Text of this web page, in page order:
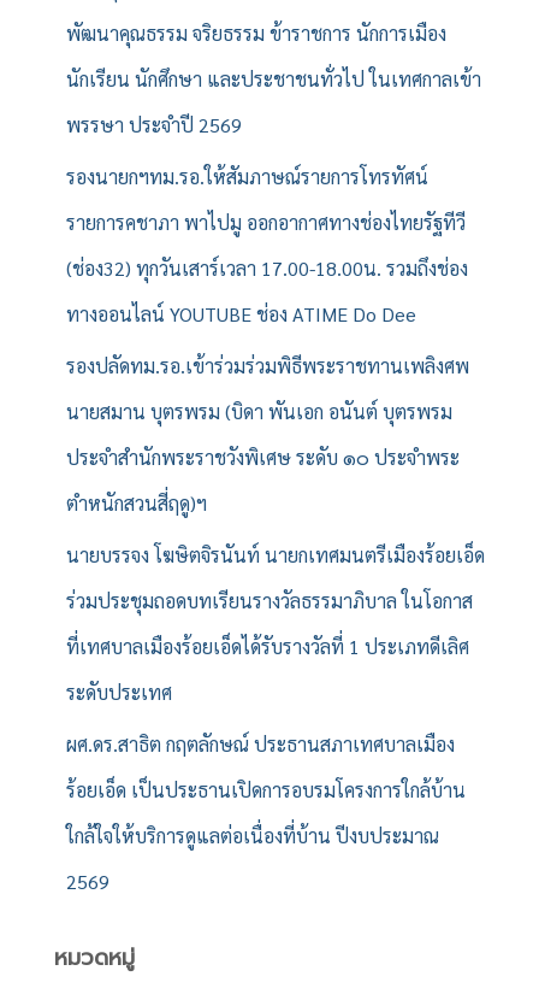
พัฒนาคุณธรรม จริยธรรม ข้าราชการ นักการเมือง
นักเรียน นักศึกษา และประชาชนทั่วไป ในเทศกาลเข้า
พรรษา ประจำปี 2569
รองนายกฯทม.รอ.ให้สัมภาษณ์รายการโทรทัศน์
รายการคชาภา พาไปมู ออกอากาศทางช่องไทยรัฐทีวี
(ช่อง32) ทุกวันเสาร์เวลา 17.00-18.00น. รวมถึงช่อง
ทางออนไลน์ YOUTUBE ช่อง ATIME Do Dee
รองปลัดทม.รอ.เข้าร่วมร่วมพิธีพระราชทานเพลิงศพ
นายสมาน บุตรพรม (บิดา พันเอก อนันต์ บุตรพรม
ประจำสำนักพระราชวังพิเศษ ระดับ ๑๐ ประจำพระ
ตำหนักสวนสี่ฤดู)ฯ
นายบรรจง โฆษิตจิรนันท์ นายกเทศมนตรีเมืองร้อยเอ็ด
ร่วมประชุมถอดบทเรียนรางวัลธรรมาภิบาล ในโอกาส
ที่เทศบาลเมืองร้อยเอ็ดได้รับรางวัลที่ 1 ประเภทดีเลิศ
ระดับประเทศ
ผศ.ดร.สาธิต กฤตลักษณ์ ประธานสภาเทศบาลเมือง
ร้อยเอ็ด เป็นประธานเปิดการอบรมโครงการใกล้บ้าน
ใกล้ใจให้บริการดูแลต่อเนื่องที่บ้าน ปีงบประมาณ
2569
หมวดหมู่